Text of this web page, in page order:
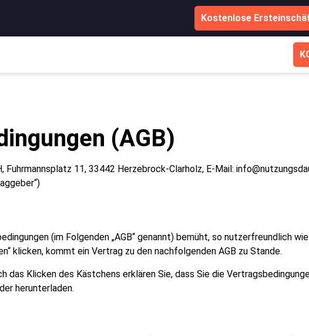
Kostenlose
(AGB)
11, 33442 Herzebrock-Clarholz, E-Mail:
(im Folgenden „AGB“ genannt) bemüht, so nutzerfreundlich
klicken, kommt ein Vertrag zu den nachfolgenden AGB zu Stande.
Klicken des Kästchens erklären Sie, dass Sie die
herunterladen.